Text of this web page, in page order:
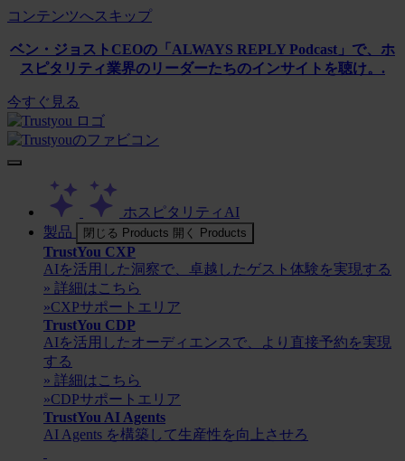
コンテンツへスキップ
ベン・ジョストCEOの「ALWAYS REPLY Podcast」で、ホ
スピタリティ業界のリーダーたちのインサイトを聴け。.
今すぐ見る
ホスピタリティAI
製品
閉じる Products 開く Products
TrustYou CXP
AIを活用した洞察で、卓越したゲスト体験を実現する
» 詳細はこちら
»CXPサポートエリア
TrustYou CDP
AIを活用したオーディエンスで、より直接予約を実現
する
» 詳細はこちら
»CDPサポートエリア
TrustYou AI Agents
AI Agents を構築して生産性を向上させろ